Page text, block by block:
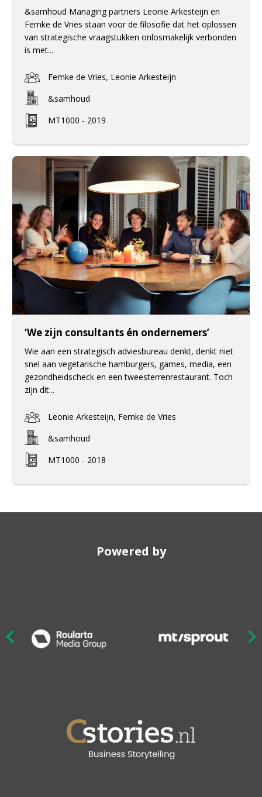
&samhoud Managing partners Leonie Arkesteijn en
Femke de Vries staan voor de filosofie dat het oplossen
van strategische vraagstukken onlosmakelijk verbonden
is met...
Femke de Vries, Leonie Arkesteijn
&samhoud
MT1000 - 2019
‘We zijn consultants én ondernemers’
Wie aan een strategisch adviesbureau denkt, denkt niet
snel aan vegetarische hamburgers, games, media, een
gezondheidscheck en een tweesterrenrestaurant. Toch
zijn dit...
Leonie Arkesteijn, Femke de Vries
&samhoud
MT1000 - 2018
Powered by